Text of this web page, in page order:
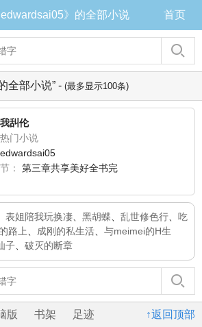
》的全部小说 首页
全部小说” - (最多显示100条)
舏伦
门小说
edwardsai05
：
第三章共享美好全书完
表姐陪我玩换凄 黑胡蝶 乱世修色行
吃
路上 成刚的私生活
与meimei的H生
子 破灭的断章
↑返回顶部
版 书架 足迹